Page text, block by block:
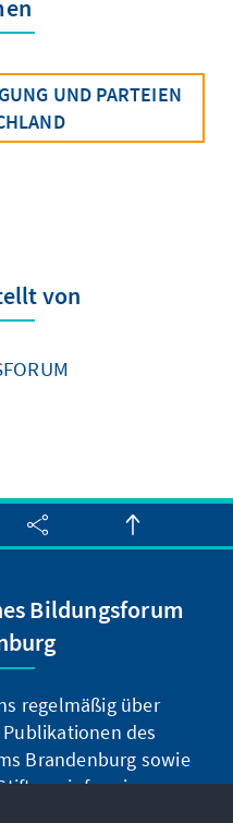
UND PARTEIEN
von
Bildungsforum
regelmäßig über
des
Brandenburg sowie
informieren.